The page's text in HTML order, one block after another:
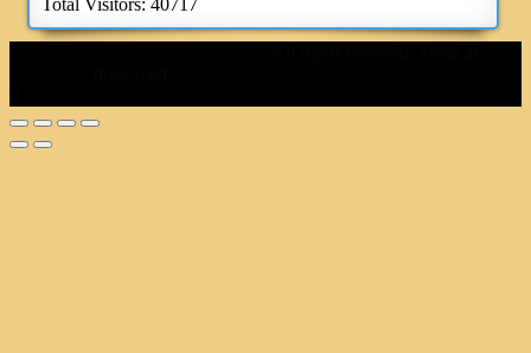
Total Visitors: 40717